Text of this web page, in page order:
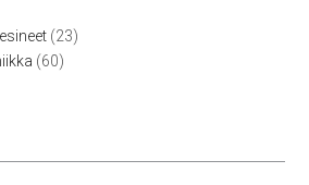
2323
6060